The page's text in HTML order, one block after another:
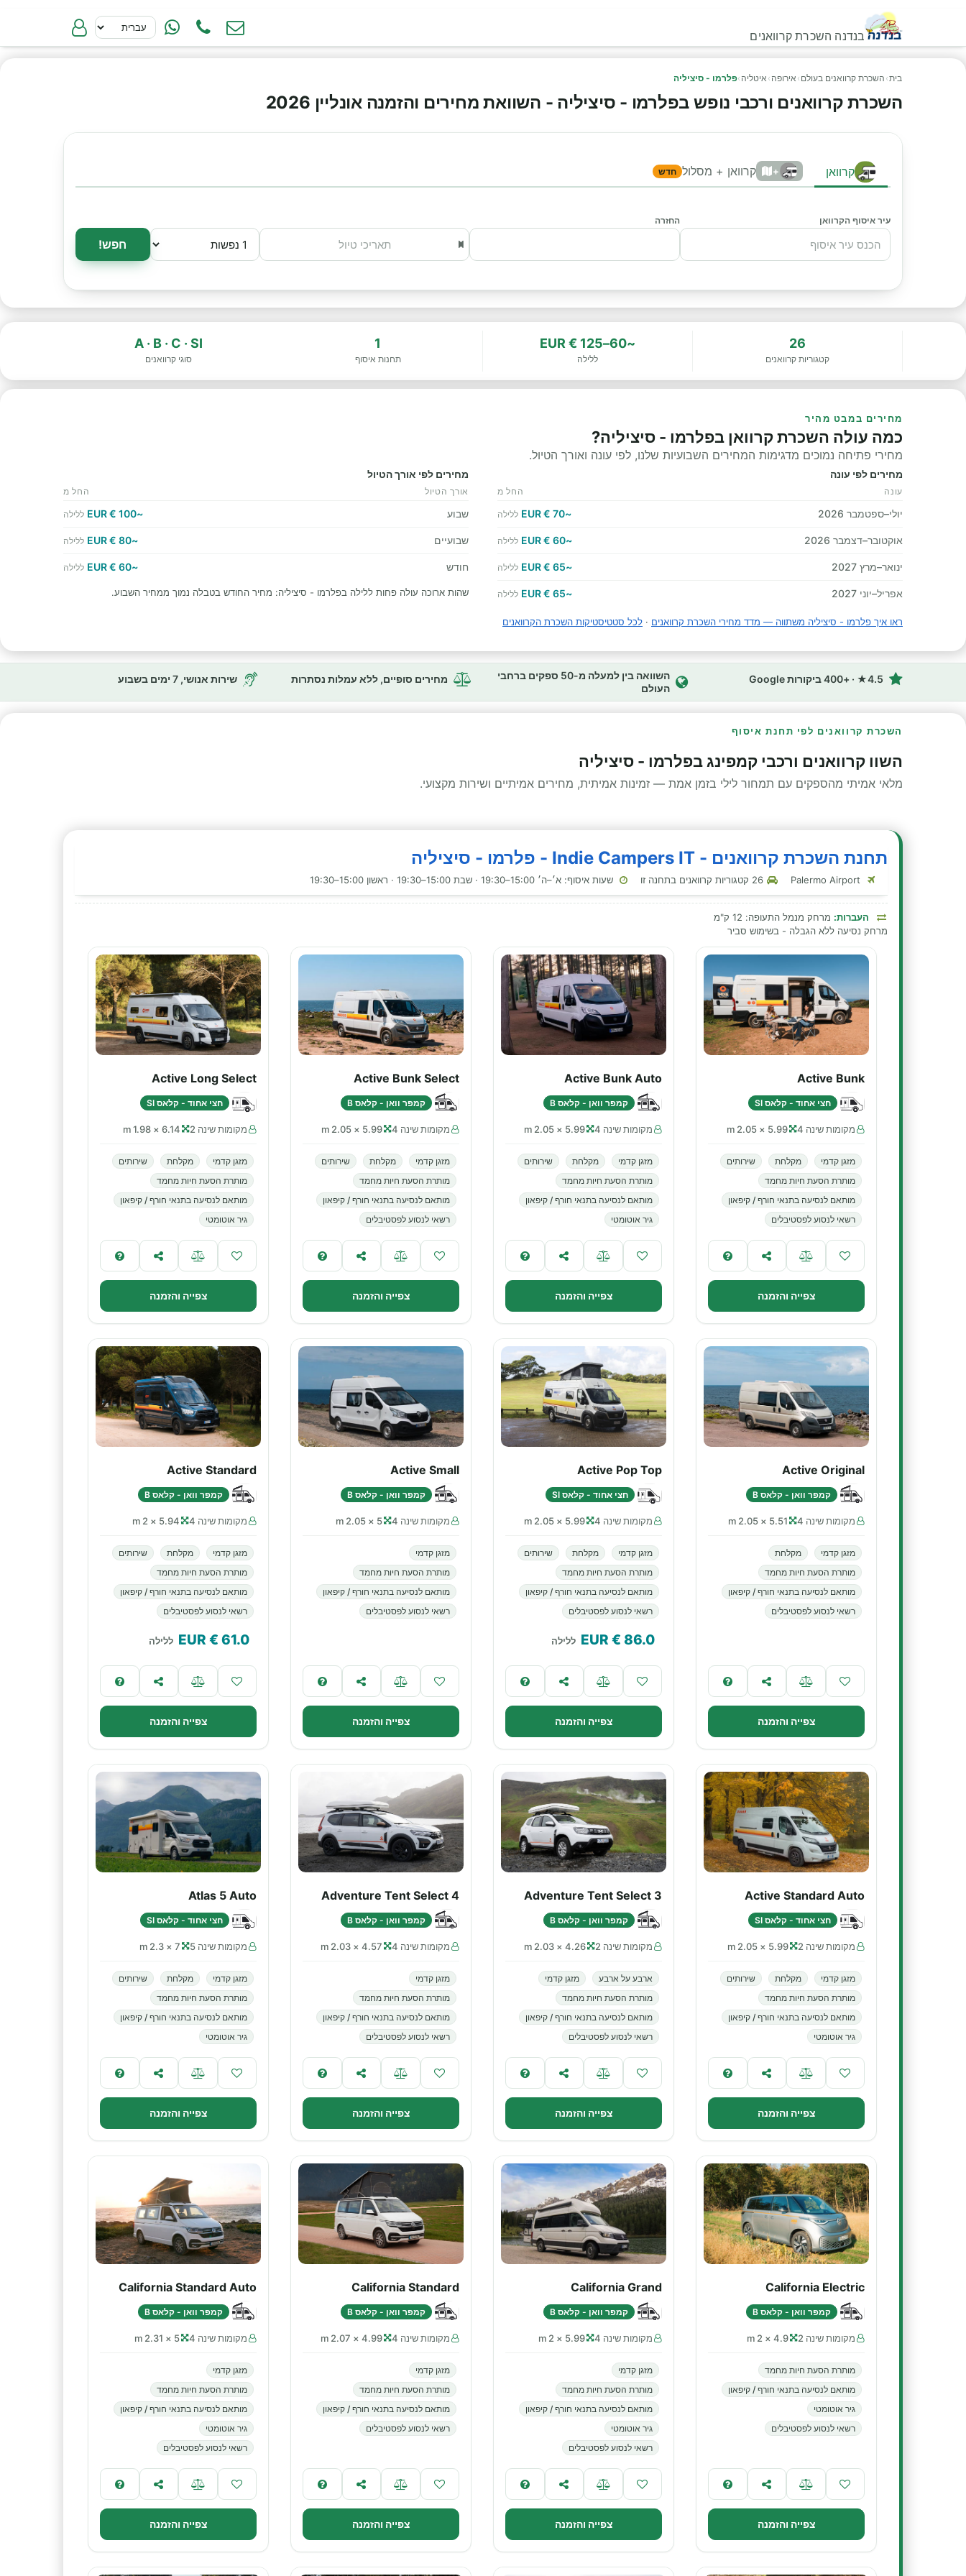
בנדנה השכרת קרוואנים
בית› השכרת קרוואנים בעולם › אירופה › איטליה ›פלרמו - סיציליה
השכרת קרוואנים ורכבי נופש בפלרמו - סיציליה - השוואת מחירים והזמנה אונליין 2026
קרוואן + קרוואן + מסלול חדש
עיר איסוף הקרוואן החזרה
חפש!
26
קטגוריות קרוואנים
~60–125 € EUR
ללילה
1
תחנות איסוף
A · B · C · SI
סוגי קרוואנים
מחירים במבט מהיר
כמה עולה השכרת קרוואן בפלרמו - סיציליה?
מחירי פתיחה נמוכים מדגימות המחירים השבועיות שלנו, לפי עונה ואורך הטיול.
מחירים לפי עונה
עונה החל מ
יולי–ספטמבר 2026 ~70 € EUR ללילה
אוקטובר–דצמבר 2026 ~60 € EUR ללילה
ינואר–מרץ 2027 ~65 € EUR ללילה
אפריל–יוני 2027 ~65 € EUR ללילה
מחירים לפי אורך הטיול
אורך הטיול החל מ
שבוע ~100 € EUR ללילה
שבועיים ~80 € EUR ללילה
חודש ~60 € EUR ללילה
שהות ארוכה עולה פחות ללילה בפלרמו - סיציליה: מחיר החודש בטבלה נמוך ממחיר השבוע.
ראו איך פלרמו - סיציליה משתווה — מדד מחירי השכרת קרוואנים · לכל סטטיסטיקות השכרת הקרוואנים
4.5★ · +400 ביקורות Google
השוואה בין למעלה מ-50 ספקים ברחבי
העולם
מחירים סופיים, ללא עמלות נסתרות שירות אנושי, 7 ימים בשבוע
השכרת קרוואנים לפי תחנת איסוף
השוו קרוואנים ורכבי קמפינג בפלרמו - סיציליה
מלאי אמיתי מהספקים עם תמחור לילי בזמן אמת — זמינות אמיתית, מחירים אמיתיים ושירות מקצועי.
תחנת השכרת קרוואנים - Indie Campers IT - פלרמו - סיציליה
שעות איסוף: א׳–ה׳ 15:00–19:30 · שבת 15:00–19:30 · ראשון 15:00–19:30
העברות: מרחק מנמל התעופה: 12 ק"מ
מרחק נסיעה ללא הגבלה - בשימוש סביר
Active Bunk
חצי אחוד - קלאס SI
מקומות שינה 4 5.99 × 2.05 m
מזגן קדמי מקלחת
שירותים
מותרת הסעת חיות מחמד
מותאם לנסיעה בתנאי חורף / קיפאון
רשאי לנסוע לפסטיבלים
צפייה והזמנה
Active Bunk Auto
קמפר וואן - קלאס B
מקומות שינה 4 5.99 × 2.05 m
מזגן קדמי מקלחת
שירותים
מותרת הסעת חיות מחמד
מותאם לנסיעה בתנאי חורף / קיפאון
גיר אוטומטי
צפייה והזמנה
Active Bunk Select
קמפר וואן - קלאס B
מקומות שינה 4 5.99 × 2.05 m
מזגן קדמי מקלחת
שירותים
מותרת הסעת חיות מחמד
מותאם לנסיעה בתנאי חורף / קיפאון
רשאי לנסוע לפסטיבלים
צפייה והזמנה
Active Long Select
חצי אחוד - קלאס SI
מקומות שינה 2 6.14 × 1.98 m
מזגן קדמי מקלחת
שירותים
מותרת הסעת חיות מחמד
מותאם לנסיעה בתנאי חורף / קיפאון
גיר אוטומטי
צפייה והזמנה
Active Original
קמפר וואן - קלאס B
מקומות שינה 4 5.51 × 2.05 m
מזגן קדמי
מקלחת
מותרת הסעת חיות מחמד
מותאם לנסיעה בתנאי חורף / קיפאון
רשאי לנסוע לפסטיבלים
צפייה והזמנה
Active Pop Top
חצי אחוד - קלאס SI
מקומות שינה 4 5.99 × 2.05 m
מזגן קדמי מקלחת
שירותים
מותרת הסעת חיות מחמד
מותאם לנסיעה בתנאי חורף / קיפאון
רשאי לנסוע לפסטיבלים
86.0
€ EUR ללילה
צפייה והזמנה
Active Small
קמפר וואן - קלאס B
מקומות שינה 4 5 × 2.05 m
מזגן קדמי
מותרת הסעת חיות מחמד
מותאם לנסיעה בתנאי חורף / קיפאון
רשאי לנסוע לפסטיבלים
צפייה והזמנה
Active Standard
קמפר וואן - קלאס B
מקומות שינה 4 5.94 × 2 m
מזגן קדמי מקלחת
שירותים
מותרת הסעת חיות מחמד
מותאם לנסיעה בתנאי חורף / קיפאון
רשאי לנסוע לפסטיבלים
61.0
€ EUR ללילה
צפייה והזמנה
Active Standard Auto
חצי אחוד - קלאס SI
מקומות שינה 2 5.99 × 2.05 m
מזגן קדמי מקלחת
שירותים
מותרת הסעת חיות מחמד
מותאם לנסיעה בתנאי חורף / קיפאון
גיר אוטומטי
צפייה והזמנה
Adventure Tent Select 3
קמפר וואן - קלאס B
מקומות שינה 2 4.26 × 2.03 m
ארבע על ארבע
מזגן קדמי
מותרת הסעת חיות מחמד
מותאם לנסיעה בתנאי חורף / קיפאון
רשאי לנסוע לפסטיבלים
צפייה והזמנה
Adventure Tent Select 4
קמפר וואן - קלאס B
מקומות שינה 4 4.57 × 2.03 m
מזגן קדמי
מותרת הסעת חיות מחמד
מותאם לנסיעה בתנאי חורף / קיפאון
רשאי לנסוע לפסטיבלים
צפייה והזמנה
Atlas 5 Auto
חצי אחוד - קלאס SI
מקומות שינה 5 7 × 2.3 m
מזגן קדמי מקלחת
שירותים
מותרת הסעת חיות מחמד
מותאם לנסיעה בתנאי חורף / קיפאון
גיר אוטומטי
צפייה והזמנה
California Electric
קמפר וואן - קלאס B
מקומות שינה 2 4.9 × 2 m
מותרת הסעת חיות מחמד
מותאם לנסיעה בתנאי חורף / קיפאון
גיר אוטומטי
רשאי לנסוע לפסטיבלים
צפייה והזמנה
California Grand
קמפר וואן - קלאס B
מקומות שינה 4 5.99 × 2 m
מזגן קדמי
מותרת הסעת חיות מחמד
מותאם לנסיעה בתנאי חורף / קיפאון
גיר אוטומטי
רשאי לנסוע לפסטיבלים
צפייה והזמנה
California Standard
קמפר וואן - קלאס B
מקומות שינה 4 4.99 × 2.07 m
מזגן קדמי
מותרת הסעת חיות מחמד
מותאם לנסיעה בתנאי חורף / קיפאון
רשאי לנסוע לפסטיבלים
צפייה והזמנה
California Standard Auto
קמפר וואן - קלאס B
מקומות שינה 4 5 × 2.31 m
מזגן קדמי
מותרת הסעת חיות מחמד
מותאם לנסיעה בתנאי חורף / קיפאון
גיר אוטומטי
רשאי לנסוע לפסטיבלים
צפייה והזמנה